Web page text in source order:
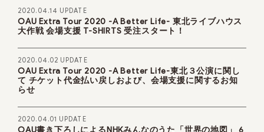
2020.04.14 UPDATE
OAU Extra Tour 2020 -A Better Life- 東北ライブハウス
大作戦 会場支援 T-SHIRTS 受注スタート！
2020.04.02 UPDATE
OAU Extra Tour 2020 -A Better Life-東北３公演に関し
て チケット代金払い戻しおよび、会場支援に関するお知
らせ
2020.04.01 UPDATE
OAU書き下ろしによるNHKみんなのうた「世界の地図」 6